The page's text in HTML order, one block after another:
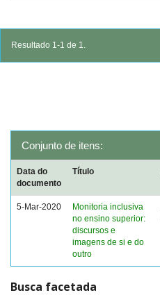
Resultado 1-1 de 1.
Conjunto de itens:
Data do
documento
Título
5-Mar-2020
Monitoria inclusiva
no ensino superior:
discursos e
imagens de si e do
outro
Busca facetada